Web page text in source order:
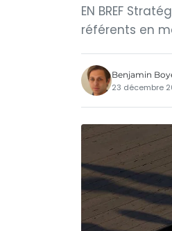
EN BREF
référents en
Benjamin
23 décembre